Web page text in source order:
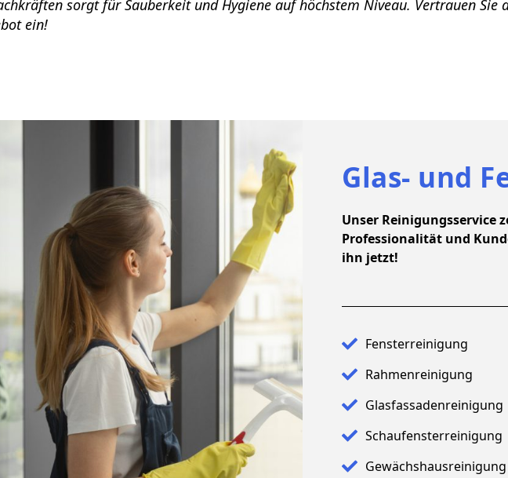
sorgt für Sauberkeit und Hygiene auf höchstem Niveau. Vertrauen Sie
ein!
Glas- und
Unser Reinigungsservice
Professionalität und
ihn jetzt!
Fensterreinigung
Rahmenreinigung
Glasfassadenreinigung
Schaufensterreinigung
Gewächshausreinigung